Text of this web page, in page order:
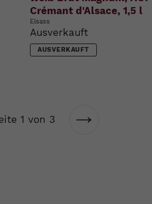
Crémant d'Alsace, 1,5 l
Elsass
Ausverkauft
AUSVERKAUFT
1 von 3
Nächste